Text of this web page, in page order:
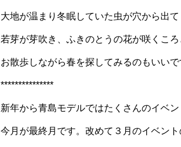
大地が温まり冬眠していた虫が穴から出て
若芽が芽吹き、ふきのとうの花が咲くころ
お散歩しながら春を探してみるのもいいで
***************
新年から青島モデルではたくさんのイベン
今月が最終月です。改めて３月のイベント